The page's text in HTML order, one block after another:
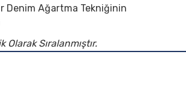
Denim Ağartma Tekniğinin
Sıralanmıştır.